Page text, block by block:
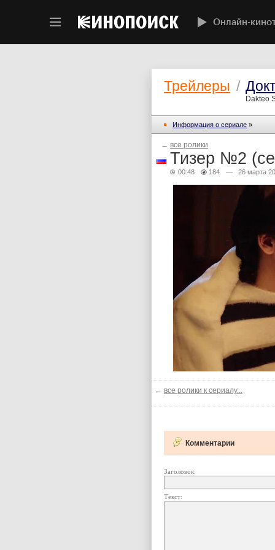
Онлайн-
Трейлеры /
Dakteo
Информация о сериале »
← все ролики
Тизер №2
00:48 184 — 26 марта
← все ролики к сериалу...
Комментарии
Заголовок:
Текст: